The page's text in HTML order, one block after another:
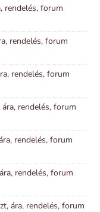
rendelés, forum
rendelés, forum
rendelés, forum
rendelés, forum
rendelés, forum
rendelés, forum
ára, rendelés, forum